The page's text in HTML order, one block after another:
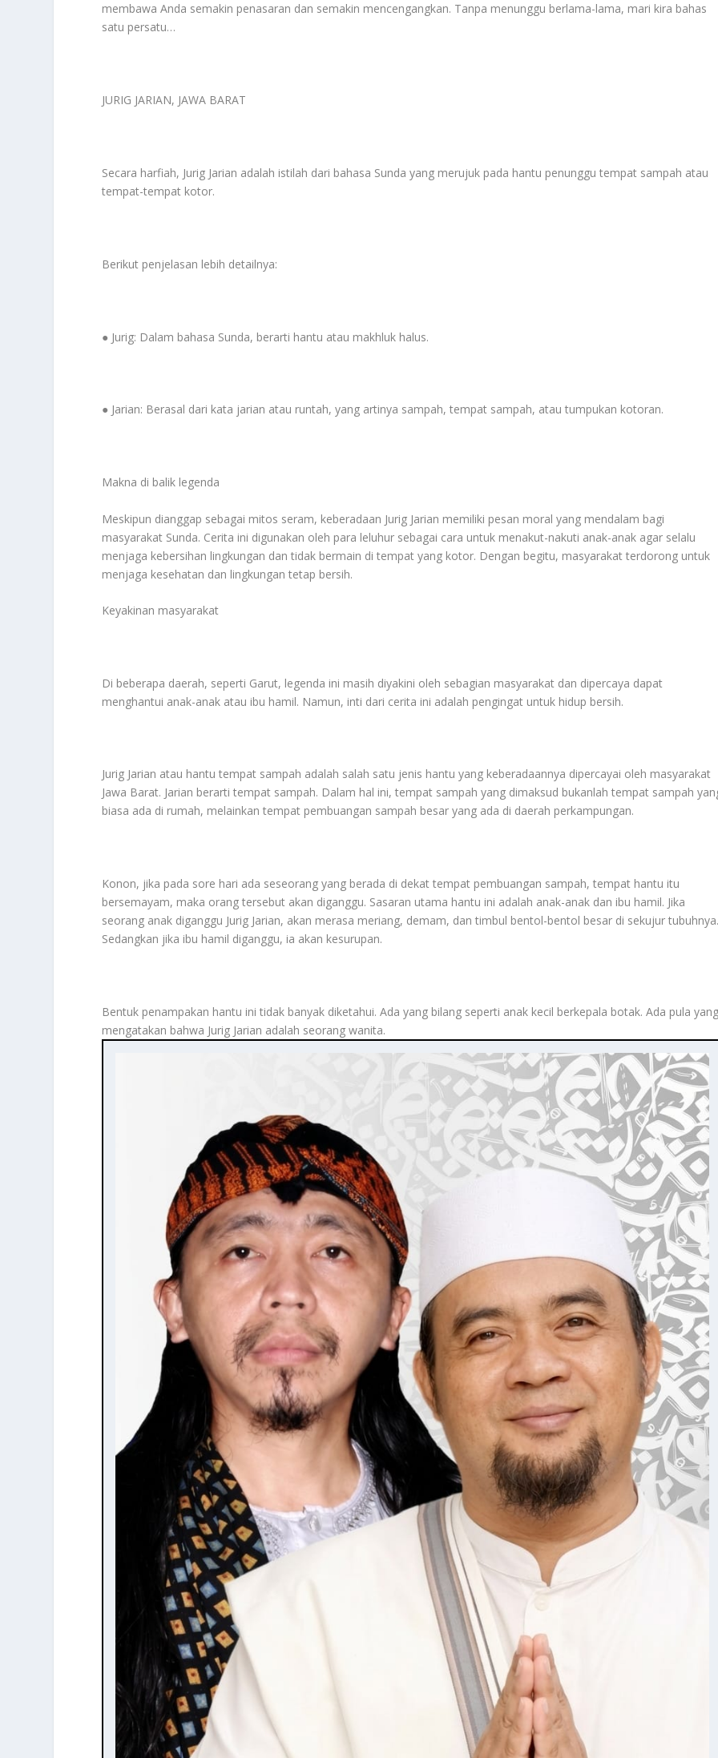
membawa Anda semakin penasaran dan semakin mencengangkan. Tanpa menunggu berlama-lama, mari kira bahas
satu persatu…
JURIG JARIAN, JAWA BARAT
Secara harfiah, Jurig Jarian adalah istilah dari bahasa Sunda yang merujuk pada hantu penunggu tempat sampah atau
tempat-tempat kotor.
Berikut penjelasan lebih detailnya:
● Jurig: Dalam bahasa Sunda, berarti hantu atau makhluk halus.
● Jarian: Berasal dari kata jarian atau runtah, yang artinya sampah, tempat sampah, atau tumpukan kotoran.
Makna di balik legenda
Meskipun dianggap sebagai mitos seram, keberadaan Jurig Jarian memiliki pesan moral yang mendalam bagi
masyarakat Sunda. Cerita ini digunakan oleh para leluhur sebagai cara untuk menakut-nakuti anak-anak agar selalu
menjaga kebersihan lingkungan dan tidak bermain di tempat yang kotor. Dengan begitu, masyarakat terdorong untuk
menjaga kesehatan dan lingkungan tetap bersih.
Keyakinan masyarakat
Di beberapa daerah, seperti Garut, legenda ini masih diyakini oleh sebagian masyarakat dan dipercaya dapat
menghantui anak-anak atau ibu hamil. Namun, inti dari cerita ini adalah pengingat untuk hidup bersih.
Jurig Jarian atau hantu tempat sampah adalah salah satu jenis hantu yang keberadaannya dipercayai oleh masyarakat
Jawa Barat. Jarian berarti tempat sampah. Dalam hal ini, tempat sampah yang dimaksud bukanlah tempat sampah
biasa ada di rumah, melainkan tempat pembuangan sampah besar yang ada di daerah perkampungan.
Konon, jika pada sore hari ada seseorang yang berada di dekat tempat pembuangan sampah, tempat hantu itu
bersemayam, maka orang tersebut akan diganggu. Sasaran utama hantu ini adalah anak-anak dan ibu hamil. Jika
seorang anak diganggu Jurig Jarian, akan merasa meriang, demam, dan timbul bentol-bentol besar di sekujur tubuhnya.
Sedangkan jika ibu hamil diganggu, ia akan kesurupan.
Bentuk penampakan hantu ini tidak banyak diketahui. Ada yang bilang seperti anak kecil berkepala botak. Ada pula yang
mengatakan bahwa Jurig Jarian adalah seorang wanita.